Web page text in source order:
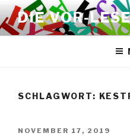
Zum
Inhalt
springen
DIE VOR-
SCHLAGWORT:
VERÖFFENTLICHT
NOVEMBER 17, 2019